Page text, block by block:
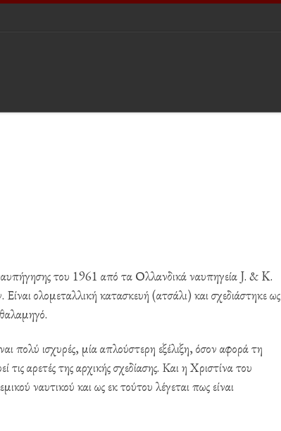
του 1961 από τα Ολλανδικά ναυπηγεία J. & K.
ολομεταλλική κατασκευή (ατσάλι) και σχεδιάστηκε ως
πολύ ισχυρές, μία απλούστερη εξέλιξη, όσον αφορά τη
αρετές της αρχικής σχεδίασης. Και η Χριστίνα του
ναυτικού και ως εκ τούτου λέγεται πως είναι